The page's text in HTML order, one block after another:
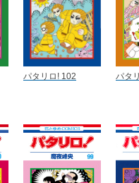
パタリロ! 102 パタ